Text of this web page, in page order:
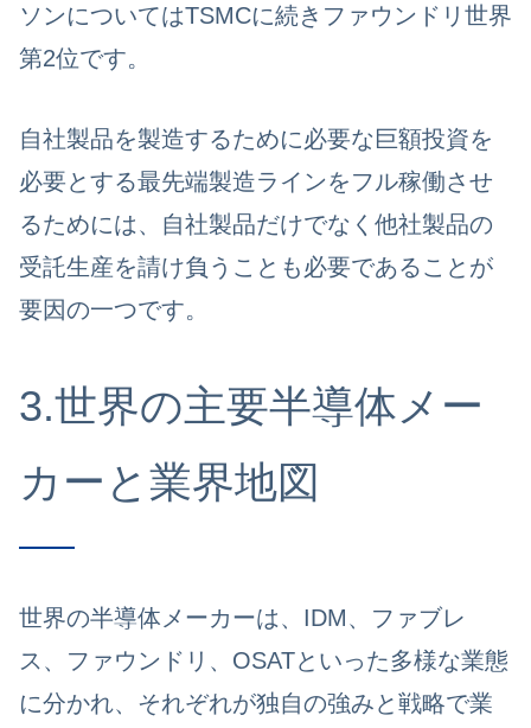
ソンについてはTSMCに続きファウンドリ世界
第2位です。
自社製品を製造するために必要な巨額投資を
必要とする最先端製造ラインをフル稼働させ
るためには、自社製品だけでなく他社製品の
受託生産を請け負うことも必要であることが
要因の一つです。
3.世界の主要半導体メー
カーと業界地図
世界の半導体メーカーは、IDM、ファブレ
ス、ファウンドリ、OSATといった多様な業態
に分かれ、それぞれが独自の強みと戦略で業